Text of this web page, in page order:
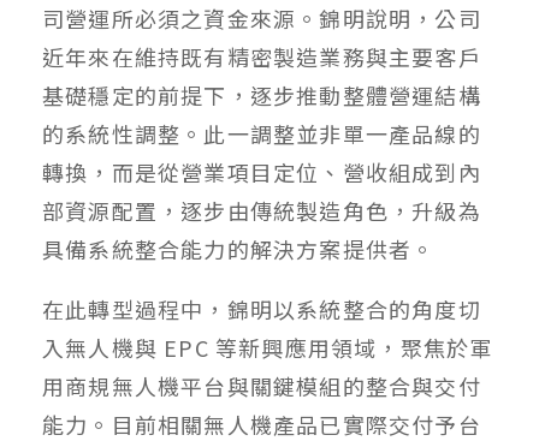
司營運所必須之資金來源。錦明說明，公司
近年來在維持既有精密製造業務與主要客戶
基礎穩定的前提下，逐步推動整體營運結構
的系統性調整。此一調整並非單一產品線的
轉換，而是從營業項目定位、營收組成到內
部資源配置，逐步由傳統製造角色，升級為
具備系統整合能力的解決方案提供者。
在此轉型過程中，錦明以系統整合的角度切
入無人機與 EPC 等新興應用領域，聚焦於軍
用商規無人機平台與關鍵模組的整合與交付
能力。目前相關無人機產品已實際交付予台